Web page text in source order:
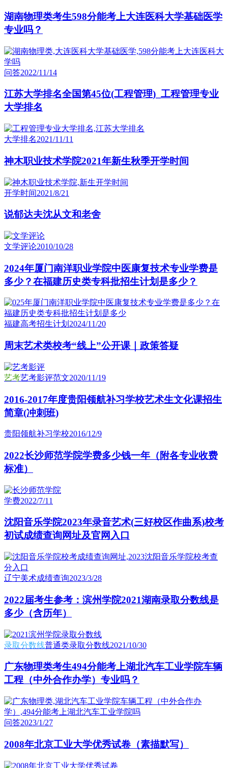
湖南物理类考生598分能考上大连医科大学基础医学
专业吗？
问答2022/11/14
江苏大学排名全国第45位(工程管理)_工程管理专业
大学排名
大学排名2021/11/11
神木职业技术学院2021年新生秋季开学时间
开学时间2021/8/21
说郁达夫沈从文和老舍
文学评论2010/10/28
2024年厦门南洋职业学院中医康复技术专业学费是
多少？在福建历史类专科批招生计划是多少？
福建高考招生计划 2024/11/20
周末艺术类校考“线上”公开课｜政策答疑
艺考艺考影评范文2020/11/19
2016-2017年度贵阳领航补习学校艺术生文化课招生
简章(冲刺班)
贵阳领航补习学校2016/12/9
2022长沙师范学院学费多少钱一年（附各专业收费
标准）
学费2022/7/11
沈阳音乐学院2023年录音艺术(三好校区作曲系)校考
初试成绩查询网址及官网入口
辽宁美术成绩查询2023/3/28
2022届考生参考：滨州学院2021湖南录取分数线是
多少（含历年）
录取分数线普通类录取分数线2021/10/30
广东物理类考生494分能考上湖北汽车工业学院车辆
工程（中外合作办学）专业吗？
问答2023/1/27
2008年北京工业大学优秀试卷（素描默写）